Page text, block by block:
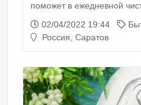
поможет в ежедневной
поверхности зубов.
остатки налета и
для щетки.
02/04/2022 19:44
Россия, Саратов